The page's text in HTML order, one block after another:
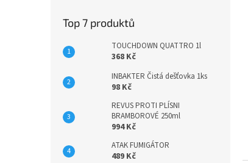
Top 7 produktů
TOUCHDOWN QUATTRO 1l
368 Kč
INBAKTER Čistá dešťovka 1ks
98 Kč
REVUS PROTI PLÍSNI
BRAMBOROVÉ 250ml
994 Kč
ATAK FUMIGÁTOR
489 Kč